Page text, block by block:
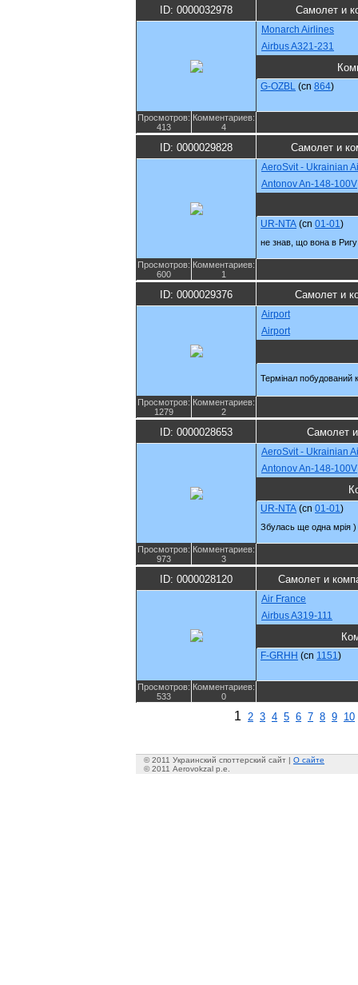
ID: 0000032978 Самолет и
Monarch Airlines
Airbus A321-231
G-OZBL (cn 864)
Просмотров:
413
Комментариев:
4
ID: 0000029828 Самолет и
AeroSvit - Ukrainian
Antonov An-148-100V
UR-NTA (cn 01-01)
не знав, що вона в Ригу
Просмотров:
600
Комментариев:
1
ID: 0000029376 Самолет и
Airport
Airport
Термінал побудований
Просмотров:
1279
Комментариев:
2
ID: 0000028653 Самолет
AeroSvit - Ukrainian
Antonov An-148-100V
UR-NTA (cn 01-01)
Збулась ще одна мрія )
Просмотров:
973
Комментариев:
3
ID: 0000028120 Самолет и
Air France
Airbus A319-111
F-GRHH (cn 1151)
Просмотров:
533
Комментариев:
0
1 2 3 4 5 6 7 8 9 10
© 2011 Украинский споттерский сайт | О сайте
© 2011 Aerovokzal p.e.